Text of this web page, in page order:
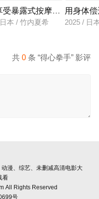
受暴露式按摩的已婚女子
本 / 竹内夏希
用身体
2025 / 日
共0 条 “得心拳手” 影评
漫、综艺、未删减高清电影大
看
All Rights Reserved
号